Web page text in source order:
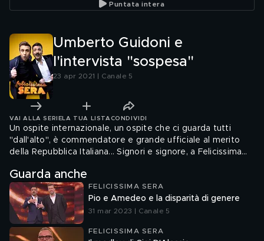
Puntata intera
Umberto Guidoni e
l'intervista "sospesa"
23 apr 2021 | Canale 5
VAI ALLA SERIE LA TUA LISTA CONDIVIDI
Un ospite internazionale, un ospite che ci guarda tutti
"dall'alto", è commendatore e grande ufficiale al merito
della Repubblica Italiana... Signori e signore, a Felicissima
Guarda anche
FELICISSIMA SERA
Pio e Amedeo e la disparità di genere
31 mar 2023 | Canale 5
FELICISSIMA SERA